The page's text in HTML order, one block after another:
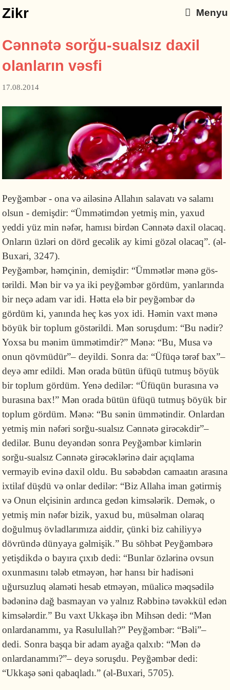
Zikr Menyu
Cənnətə sorğu-sualsız daxil
olanların vəsfi
17.08.2014
Peyğəmbər - ona və ailəsinə Allahın salavatı və salamı
olsun - demişdir: “Ümmətimdən yet­miş min, yaxud
yeddi yüz min nəfər, hamısı birdən Cənnətə daxil olacaq.
On­la­rın üzləri on dörd gecəlik ay kimi gözəl olacaq”. (əl-
Buxari, 3247).
Peyğəmbər, həmçinin, demişdir: “Ümmətlər mənə gös­
tərildi. Mən bir və ya iki peyğəmbər gördüm, yanlarında
bir neçə adam var idi. Hətta elə bir peyğəmbər də
gördüm ki, yanında heç kəs yox idi. Hə­min vaxt mənə
böyük bir toplum göstərildi. Mən soruşdum: “Bu nədir?
Yox­sa bu mənim ümmətim­dir?” Mənə: “Bu, Musa və
onun qövmüdür”– deyildi. Sonra da: “Üfüqə tərəf bax”–
deyə əmr edildi. Mən orada bütün üfüqü tut­muş böyük
bir toplum gördüm. Yenə dedilər: “Üfüqün burasına və
bu­ra­sına bax!” Mən orada bütün üfüqü tutmuş böyük bir
toplum gördüm. Mənə: “Bu sənin ümmətindir. Onlardan
yetmiş min nəfəri sorğu-sualsız Cənnətə gi­rəcəkdir”–
dedilər. Bunu deyəndən sonra Peyğəmbər kimlərin
sorğu-sualsız Cənnətə girəcəklərinə dair açıqlama
verməyib evinə daxil oldu. Bu səbəbdən camaatın arasına
ixtilaf düşdü və onlar dedilər: “Biz Allaha iman gətirmiş
və Onun elçisinin ardınca gedən kimsələrik. Demək, o
yetmiş min nəfər bizik, yaxud bu, müsəlman olaraq
doğulmuş övladlarımıza aid­dir, çünki biz cahi­liyyə
dövründə dünyaya gəlmişik.” Bu söhbət Peyğəm­bə­rə
yetişdikdə o bayıra çıxıb dedi: “Bunlar özlərinə ovsun
oxunmasını tələb et­məyən, hər hansı bir hadisəni
uğursuzluq əlaməti hesab etməyən, mü­a­li­cə məqsədilə
bədə­ninə dağ basmayan və yalnız Rəbbinə təvəkkül edən
kim­sələrdir.” Bu vaxt Ukkaşə ibn Mihsən dedi: “Mən
onlardanammı, ya Rə­su­lullah?” Peyğəmbər: “Bəli”–
dedi. Sonra başqa bir adam ayağa qalxıb: “Mən də
onlardanammı?”– deyə soruşdu. Peyğəmbər dedi:
“Ukkaşə səni qa­baqladı.” (əl-Buxari, 5705).